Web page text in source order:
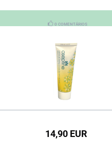
0 COMENTÁRIOS
14,90 EUR